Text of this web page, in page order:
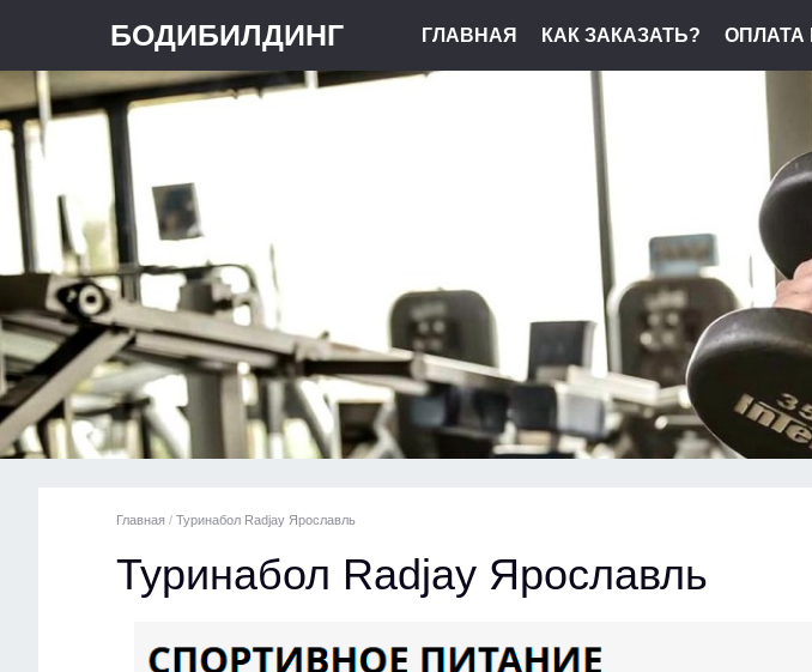
БОДИБИЛДИНГ ГЛАВНАЯ КАК ЗАКАЗАТЬ? ОПЛАТА
Главная / Туринабол Radjay Ярославль
Туринабол Radjay Ярославль